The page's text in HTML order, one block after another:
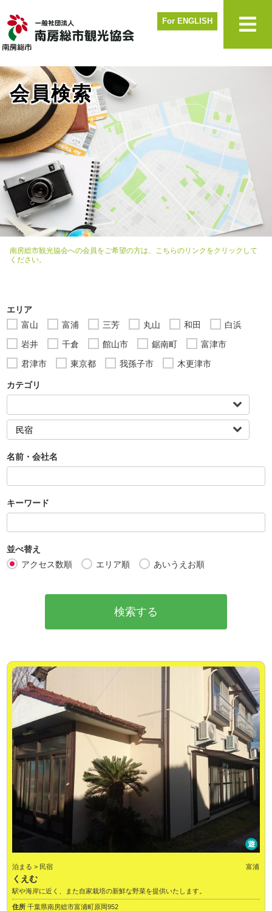
For ENGLISH
会員検索
南房総市観光協会への会員をご希望の方は、こちらのリンクをクリックして
ください。
エリア
富山
富浦 三芳 丸山 和田
白浜
岩井
千倉 館山市 鋸南町
富津市
君津市
東京都 我孫子市 木更津市
カテゴリ
名前・会社名
キーワード
並べ替え
アクセス数順
エリア順 あいうえお順
遊
泊まる > 民宿 富浦
くえむ
駅や海岸に近く、また自家栽培の新鮮な野菜を提供いたします。
住所千葉県南房総市富浦町原岡952